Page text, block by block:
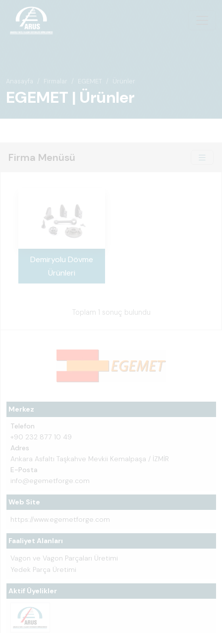
Anasayfa Firmalar EGEMET Ürünler
EGEMET | Ürünler
Firma Menüsü
Merkez
Telefon
+90 232 877 10 49
Adres
Ankara Asfaltı Taşkahve Mevkii Kemalpaşa / İZMİR
E-Posta
info@egemetforge.com
Web Site
https://www.egemetforge.com
Faaliyet Alanları
Vagon ve Vagon Parçaları Üretimi
Yedek Parça Üretimi
Aktif Üyelikler
Demiryolu Dövme
Ürünleri
Toplam 1 sonuç bulundu